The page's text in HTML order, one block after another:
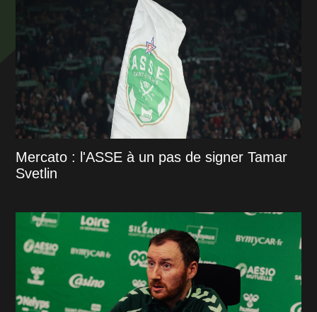
Mercato : l'ASSE à un pas de signer Tamar
Svetlin